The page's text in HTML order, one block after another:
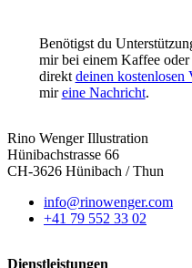
Benötigst du
mir bei einem Kaffee
direkt deinen kostenlosen
mireine Nachricht.
Rino Wenger Illustration
Hünibachstrasse 66
CH-3626 Hünibach / Thun
info@rinowenger.com
+41 79 552 33 02
Dienstleistungen